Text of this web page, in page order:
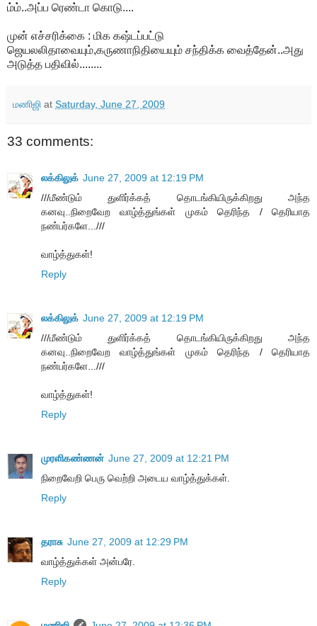
ம்ம்..அப்ப ரெண்டா கொடு....
முன் எச்சரிக்கை : மிக கஷ்டப்பட்டு
ஜெயலலிதாவையும்,கருணாநிதியையும் சந்திக்க வைத்தேன்..அது
அடுத்த பதிவில்........
மணிஜி at Saturday, June 27, 2009
33 comments:
லக்கிலுக் June 27, 2009 at 12:19 PM
///மீண்டும் துளிர்க்கத் தொடங்கியிருக்கிறது அந்த
கனவு..நிறைவேற வாழ்த்துங்கள் முகம் தெரிந்த / தெரியாத
நண்பர்களே...///
வாழ்த்துகள்!
Reply
லக்கிலுக் June 27, 2009 at 12:19 PM
///மீண்டும் துளிர்க்கத் தொடங்கியிருக்கிறது அந்த
கனவு..நிறைவேற வாழ்த்துங்கள் முகம் தெரிந்த / தெரியாத
நண்பர்களே...///
வாழ்த்துகள்!
Reply
முரளிகண்ணன் June 27, 2009 at 12:21 PM
நிறைவேறி பெரு வெற்றி அடைய வாழ்த்துக்கள்.
Reply
தராசு June 27, 2009 at 12:29 PM
வாழ்த்துக்கள் அன்பரே.
Reply